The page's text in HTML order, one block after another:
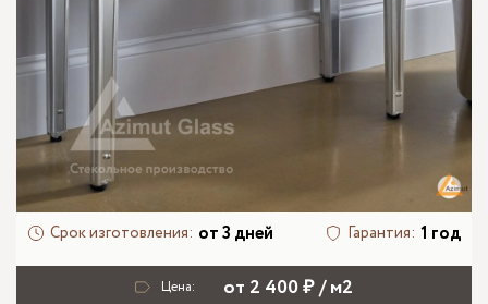
Срок изготовления: от 3 дней Гарантия: 1 год
Цена: от 2 400 ₽ / м2